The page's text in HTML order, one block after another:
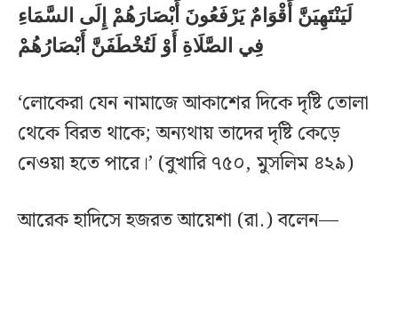
لَيَنْتَهِيَنَّ أَقْوَامٌ يَرْفَعُونَ أَبْصَارَهُمْ إِلَى السَّمَاءِ
فِي الصَّلَاةِ أَوْ لَتُخْطَفَنَّ أَبْصَارُهُمْ
‘লোকেরা যেন নামাজে আকাশের দিকে দৃষ্টি তোলা
থেকে বিরত থাকে; অন্যথায় তাদের দৃষ্টি কেড়ে
নেওয়া হতে পারে।’ (বুখারি ৭৫০, মুসলিম ৪২৯)
আরেক হাদিসে হজরত আয়েশা (রা.) বলেন—